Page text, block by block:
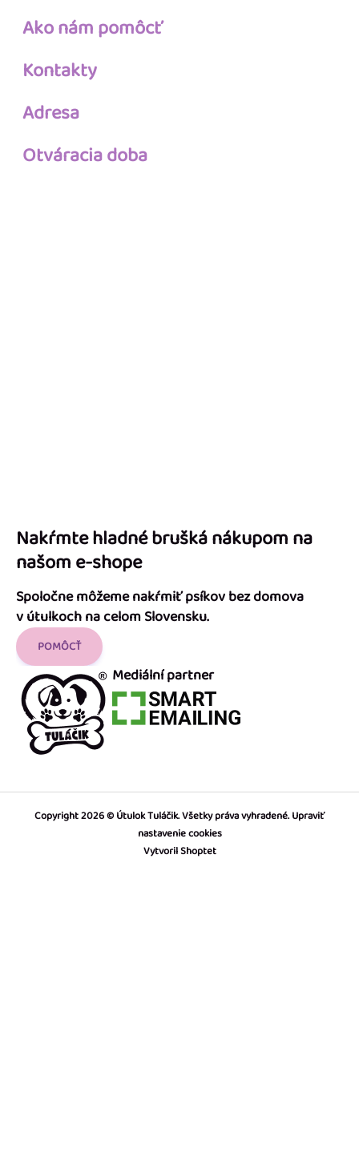
Ako nám pomôcť
Kontakty
Adresa
Otváracia doba
Nakŕmte hladné brušká nákupom na
našom e-shope
Spoločne môžeme nakŕmiť psíkov bez domova
v útulkoch na celom Slovensku.
POMÔCŤ
Mediální partner
Vytvoril Shoptet
Copyright 2026 Útulok Tuláčik. Všetky práva vyhradené.Upraviť
nastavenie cookies